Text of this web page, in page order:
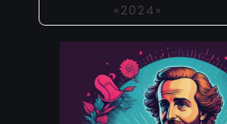
«2024»